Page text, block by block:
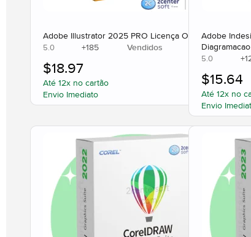
Adobe Illustrator 2025 PRO Licença Original
5.0 +185 Vendidos
Até 12x no cartão
Envio Imediato
$18.97
Adobe
Diagramacao
5.0 +
Até 12x no
Envio
$15.64